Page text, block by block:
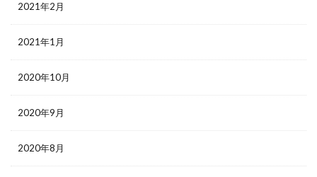
2021年2月
2021年1月
2020年10月
2020年9月
2020年8月